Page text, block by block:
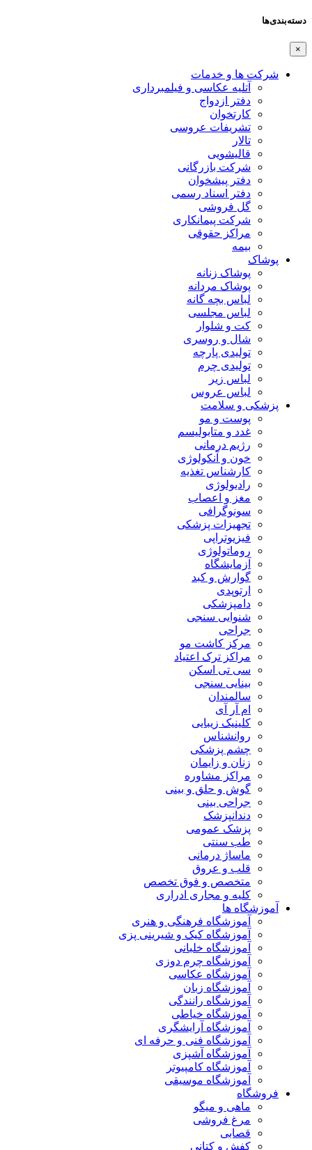
دسته‌بندی‌ها
×
شرکت ها و خدمات
آتلیه عکاسی و فیلمبرداری
دفتر ازدواج
کارتخوان
تشریفات عروسی
تالار
قالیشویی
شرکت بازرگانی
دفتر پیشخوان
دفتر اسناد رسمی
گل فروشی
شرکت پیمانکاری
مراکز حقوقی
بیمه
پوشاک
پوشاک زنانه
پوشاک مردانه
لباس بچه گانه
لباس مجلسی
کت و شلوار
شال و روسری
تولیدی پارچه
تولیدی چرم
لباس زیر
لباس عروس
پزشکی و سلامت
پوست و مو
غدد و متابولیسم
رژیم درمانی
خون و آنکولوژی
کارشناس تغذیه
رادیولوژی
مغز و اعصاب
سونوگرافی
تجهیزات پزشکی
فیزیوتراپی
روماتولوژی
آزمایشگاه
گوارش و کبد
ارتوپدی
دامپزشکی
شنوایی سنجی
جراحی
مرکز کاشت مو
مراکز ترک اعتیاد
سی تی اسکن
بینایی سنجی
سالمندان
ام آر آی
کلینیک زیبایی
روانشناس
چشم پزشکی
زنان و زایمان
مراکز مشاوره
گوش و حلق و بینی
جراحی بینی
دندانپزشک
پزشک عمومی
طب سنتی
ماساژ درمانی
قلب و عروق
متخصص و فوق تخصص
کلیه و مجاری ادراری
آموزشگاه ها
آموزشگاه فرهنگی و هنری
آموزشگاه کیک و شیرینی پزی
آموزشگاه خلبانی
آموزشگاه چرم دوزی
آموزشگاه عکاسی
آموزشگاه زبان
آموزشگاه رانندگی
آموزشگاه خیاطی
آموزشگاه آرایشگری
آموزشگاه فنی و حرفه ای
آموزشگاه آشپزی
آموزشگاه کامپیوتر
آموزشگاه موسیقی
فروشگاه
ماهی و میگو
مرغ فروشی
قصابی
کفش و کتانی